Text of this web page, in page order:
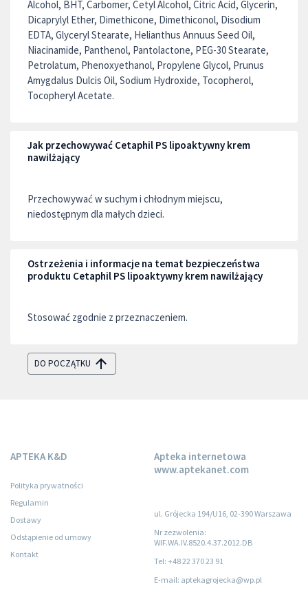
Alcohol, BHT, Carbomer, Cetyl Alcohol, Citric Acid, Glycerin,
Dicaprylyl Ether, Dimethicone, Dimethiconol, Disodium
EDTA, Glyceryl Stearate, Helianthus Annuus Seed Oil,
Niacinamide, Panthenol, Pantolactone, PEG-30 Stearate,
Petrolatum, Phenoxyethanol, Propylene Glycol, Prunus
Amygdalus Dulcis Oil, Sodium Hydroxide, Tocopherol,
Tocopheryl Acetate.
Jak przechowywać Cetaphil PS lipoaktywny krem
nawilżający
Przechowywać w suchym i chłodnym miejscu,
niedostępnym dla małych dzieci.
Ostrzeżenia i informacje na temat bezpieczeństwa
produktu Cetaphil PS lipoaktywny krem nawilżający
Stosować zgodnie z przeznaczeniem.
DO POCZĄTKU
APTEKA K&D
Polityka prywatności
Regulamin
Dostawy
Odstąpienie od umowy
Kontakt
Apteka internetowa
www.aptekanet.com
ul. Grójecka 194/U16, 02-390 Warszawa
Nr zezwolenia:
WIF.WA.IV.8520.4.37.2012.DB
Tel: +48 22 370 23 91
E-mail: aptekagrojecka@wp.pl